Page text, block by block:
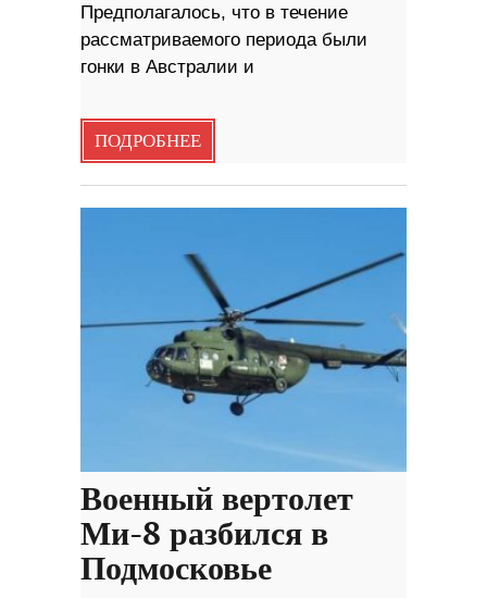
Предполагалось, что в течение
рассматриваемого периода были
гонки в Австралии и
ПОДРОБНЕЕ
Военный вертолет
Ми-8 разбился в
Подмосковье